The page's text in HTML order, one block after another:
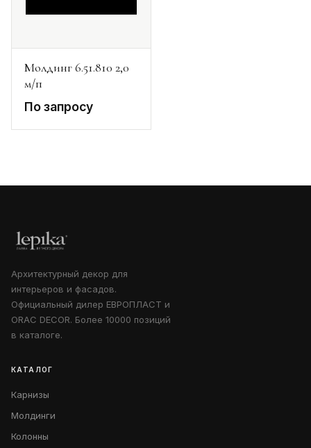
Молдинг 6.51.810 2,0
м/п
По запросу
Архитектурный декор для
интерьеров и фасадов.
Официальный дилер ЕВРОПЛАСТ и
ORAC DECOR. Более 10000 позиций
в каталоге.
КАТАЛОГ
Карнизы
Молдинги
Колонны